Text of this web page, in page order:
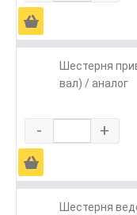
Ä
Шестерня
вал) / аналог
- +
Ä
Шестерня